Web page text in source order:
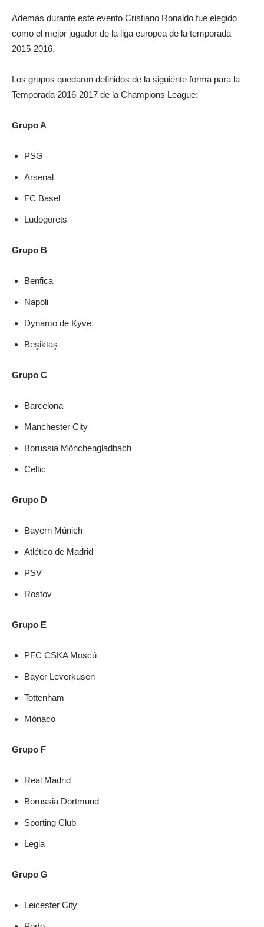
Además durante este evento Cristiano Ronaldo fue elegido
como el mejor jugador de la liga europea de la temporada
2015-2016.
Los grupos quedaron definidos de la siguiente forma para la
Temporada 2016-2017 de la Champions League:
Grupo A
PSG
Arsenal
FC Basel
Ludogorets
Grupo B
Benfica
Napoli
Dynamo de Kyve
Beşiktaş
Grupo C
Barcelona
Manchester City
Borussia Mönchengladbach
Celtic
Grupo D
Bayern Múnich
Atlético de Madrid
PSV
Rostov
Grupo E
PFC CSKA Moscú
Bayer Leverkusen
Tottenham
Mónaco
Grupo F
Real Madrid
Borussia Dortmund
Sporting Club
Legia
Grupo G
Leicester City